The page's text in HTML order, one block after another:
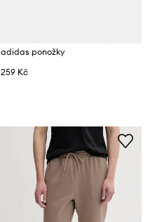
adidas ponožky
259 Kč